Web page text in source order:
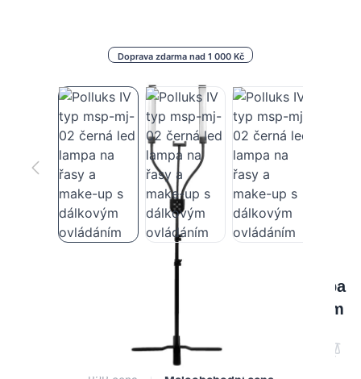
Doprava zdarma nad 1 000 Kč
Polluks IV typ msp-mj-02 černá led lampa
na řasy a make-up s dálkovým ovládáním